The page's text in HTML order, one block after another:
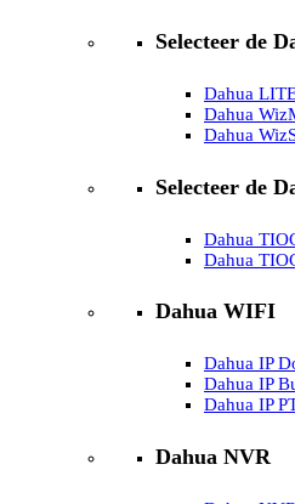
Selecteer de
Dahua
Dahua
Dahua
Selecteer de
Dahua
Dahua
Dahua WIFI
Dahua IP
Dahua IP
Dahua IP
Dahua NVR